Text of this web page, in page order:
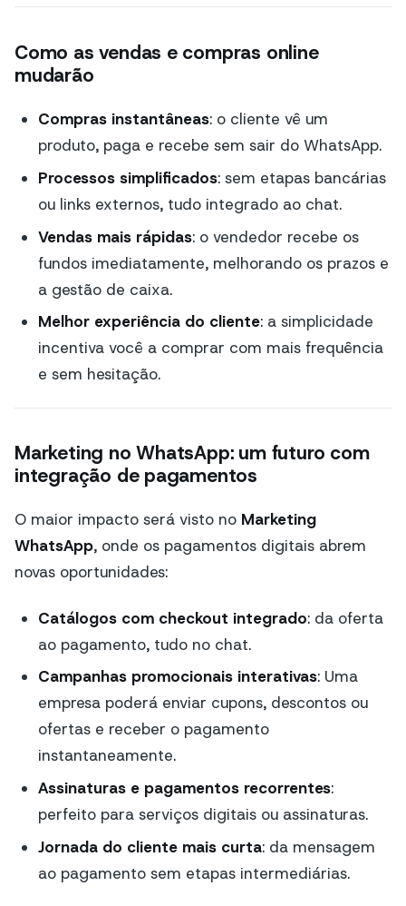
Como as vendas e compras online
mudarão
Compras instantâneas: o cliente vê um
produto, paga e recebe sem sair do WhatsApp.
Processos simplificados: sem etapas bancárias
ou links externos, tudo integrado ao chat.
Vendas mais rápidas: o vendedor recebe os
fundos imediatamente, melhorando os prazos e
a gestão de caixa.
Melhor experiência do cliente: a simplicidade
incentiva você a comprar com mais frequência
e sem hesitação.
Marketing no WhatsApp: um futuro com
integração de pagamentos
O maior impacto será visto no Marketing
WhatsApp, onde os pagamentos digitais abrem
novas oportunidades:
Catálogos com checkout integrado: da oferta
ao pagamento, tudo no chat.
Campanhas promocionais interativas: Uma
empresa poderá enviar cupons, descontos ou
ofertas e receber o pagamento
instantaneamente.
Assinaturas e pagamentos recorrentes:
perfeito para serviços digitais ou assinaturas.
Jornada do cliente mais curta: da mensagem
ao pagamento sem etapas intermediárias.